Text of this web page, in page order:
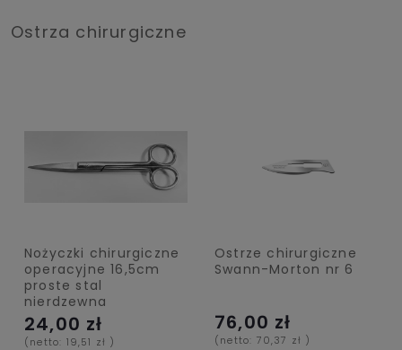
Ostrza chirurgiczne
Nożyczki chirurgiczne
operacyjne 16,5cm
proste stal
nierdzewna
24,00 zł
(netto: 19,51 zł )
Ostrze chirurgiczne
Swann-Morton nr 6
76,00 zł
(netto: 70,37 zł )